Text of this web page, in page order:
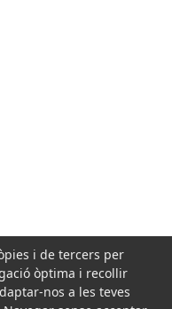
i de tercers per
òptima i recollir
nos a les teves